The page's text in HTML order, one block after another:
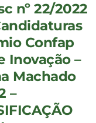
nº 22/2022
Confap
Inovação –
Machado
–